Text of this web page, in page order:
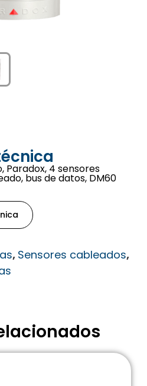
Paradox, 4 sensores
bus de datos, DM60
, Sensores cableados,